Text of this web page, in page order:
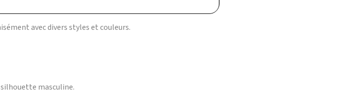
avec divers styles et couleurs.
masculine.